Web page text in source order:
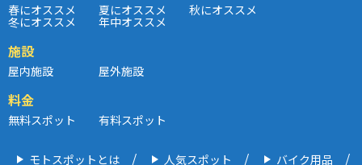
春にオススメ 夏にオススメ 秋にオススメ
冬にオススメ 年中オススメ
施設
屋内施設 屋外施設
料金
無料スポット 有料スポット
モトスポットとは 人気スポット バイク用品